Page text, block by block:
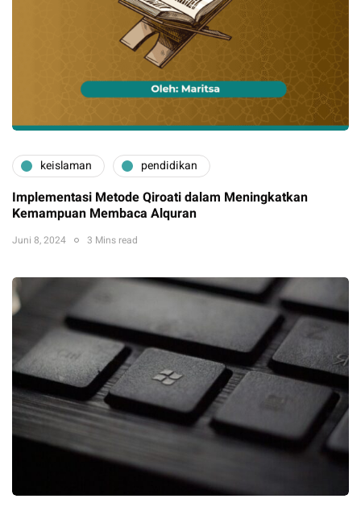
keislaman pendidikan
Implementasi Metode Qiroati dalam Meningkatkan
Kemampuan Membaca Alquran
Juni 8, 2024 3 Mins read